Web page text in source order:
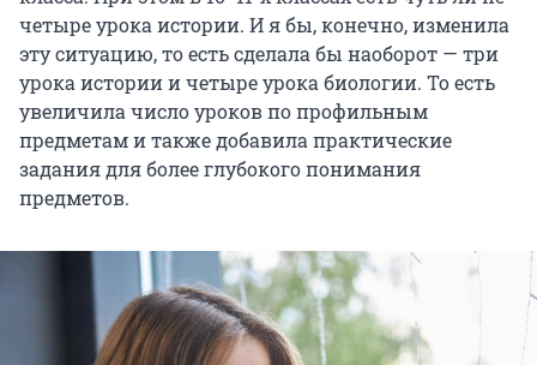
четыре урока истории. И я бы, конечно, изменила
эту ситуацию, то есть сделала бы наоборот — три
урока истории и четыре урока биологии. То есть
увеличила число уроков по профильным
предметам и также добавила практические
задания для более глубокого понимания
предметов.